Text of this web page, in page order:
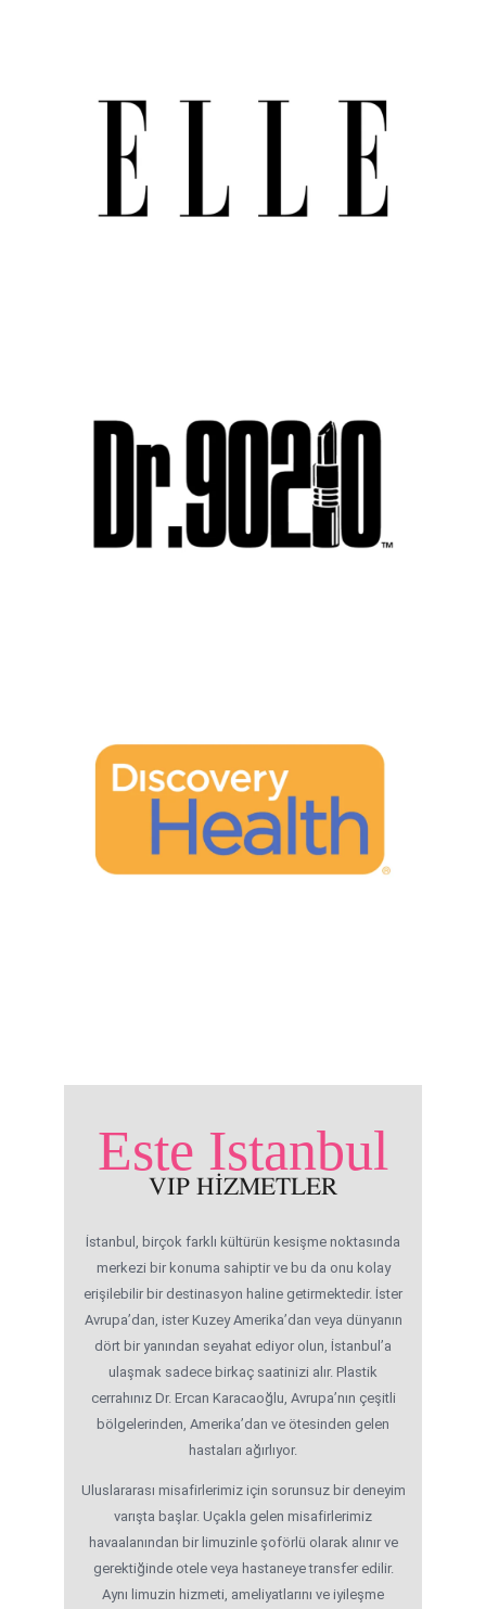
Este Istanbul
VIP HİZMETLER
İstanbul, birçok farklı kültürün kesişme noktasında
merkezi bir konuma sahiptir ve bu da onu kolay
erişilebilir bir destinasyon haline getirmektedir. İster
Avrupa’dan, ister Kuzey Amerika’dan veya dünyanın
dört bir yanından seyahat ediyor olun, İstanbul’a
ulaşmak sadece birkaç saatinizi alır. Plastik
cerrahınız Dr. Ercan Karacaoğlu, Avrupa’nın çeşitli
bölgelerinden, Amerika’dan ve ötesinden gelen
hastaları ağırlıyor.
Uluslararası misafirlerimiz için sorunsuz bir deneyim
varışta başlar. Uçakla gelen misafirlerimiz
havaalanından bir limuzinle şoförlü olarak alınır ve
gerektiğinde otele veya hastaneye transfer edilir.
Aynı limuzin hizmeti, ameliyatlarını ve iyileşme